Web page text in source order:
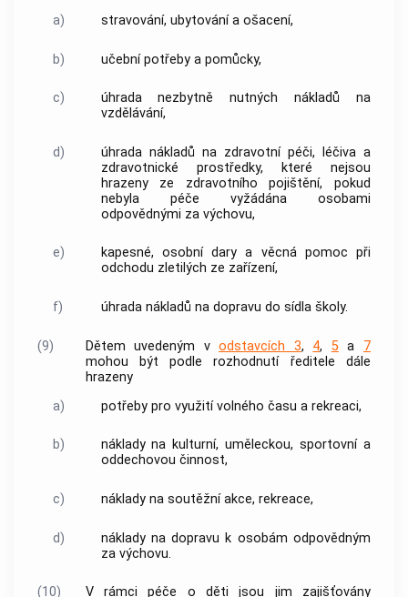
a)
stravování, ubytování a ošacení,
b) učební potřeby a pomůcky,
c)
úhrada nezbytně nutných nákladů na
vzdělávání,
d)
úhrada nákladů na zdravotní péči, léčiva a
zdravotnické prostředky, které nejsou
hrazeny ze zdravotního pojištění, pokud
nebyla péče vyžádána osobami
odpovědnými za výchovu,
e)
kapesné, osobní dary a věcná pomoc při
odchodu zletilých ze zařízení,
f) úhrada nákladů na dopravu do sídla školy.
(9) Dětem uvedeným vodstavcích 3, 4, 5a 7
mohou být podle rozhodnutí ředitele dále
hrazeny
a)
potřeby pro využití volného času a rekreaci,
b)
náklady na kulturní, uměleckou, sportovní a
oddechovou činnost,
c) náklady na soutěžní akce, rekreace,
d)
náklady na dopravu k osobám odpovědným
za výchovu.
(10) V rámci péče o děti jsou jim zajišťovány